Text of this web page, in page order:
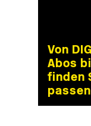
Von
Abos
finden